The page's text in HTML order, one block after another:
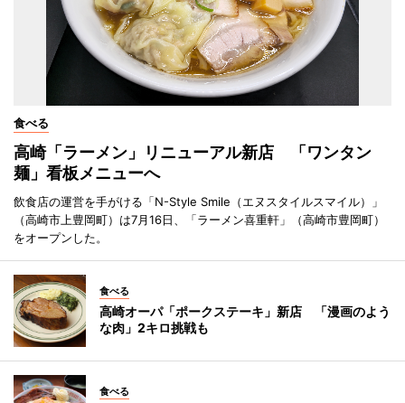
食べる
高崎「ラーメン」リニューアル新店 「ワンタン
麺」看板メニューへ
飲食店の運営を手がける「N-Style Smile（エヌスタイルスマイル）」
（高崎市上豊岡町）は7月16日、「ラーメン喜重軒」（高崎市豊岡町）
をオープンした。
食べる
高崎オーパ「ポークステーキ」新店 「漫画のよう
な肉」2キロ挑戦も
食べる